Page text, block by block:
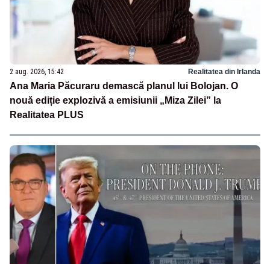
2 aug. 2026, 15:42 Realitatea din Irlanda
Ana Maria Păcuraru demască planul lui Bolojan. O
nouă ediție explozivă a emisiunii „Miza Zilei” la
Realitatea PLUS